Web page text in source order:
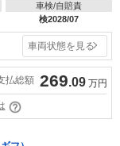
車検/自賠責
検2028/07
車両状態を見る
払総額 269.09 万円